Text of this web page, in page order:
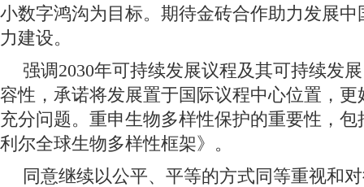
小数字鸿沟为目标。期待金砖合作助力发展
力建设。
强调2030年可持续发展议程及其可持续发
容性，承诺将发展置于国际议程中心位置，
充分问题。重申生物多样性保护的重要性，
利尔全球生物多样性框架》。
同意继续以公平、平等的方式同等重视和